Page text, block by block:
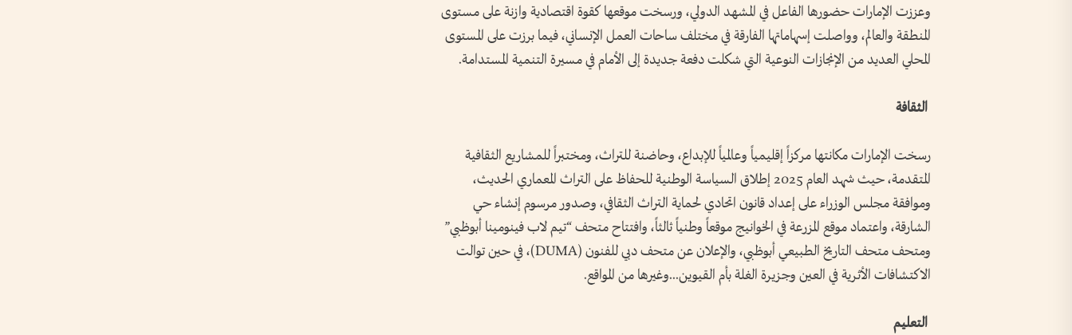
وعززت الإمارات حضورها الفاعل في المشهد الدولي، ورسخت موقعها كقوة اقتصادية وازنة على مستوى
المنطقة والعالم، وواصلت إسهاماتها الفارقة في مختلف ساحات العمل الإنساني، فيما برزت على المستوى
المحلي العديد من الإنجازات النوعية التي شكلت دفعة جديدة إلى الأمام في مسيرة التنمية المستدامة.
الثقافة
رسخت الإمارات مكانتها مركزاً إقليمياً وعالمياً للإبداع، وحاضنة للتراث، ومختبراً للمشاريع الثقافية
المتقدمة، حيث شهد العام 2025 إطلاق السياسة الوطنية للحفاظ على التراث المعماري الحديث،
وموافقة مجلس الوزراء على إعداد قانون اتحادي لحماية التراث الثقافي، وصدور مرسوم إنشاء حي
الشارقة، واعتماد موقع المزرعة في الخوانيج موقعاً وطنياً ثالثاً، وافتتاح متحف “تيم لاب فينومينا أبوظبي”
ومتحف متحف التاريخ الطبيعي أبوظبي، والإعلان عن متحف دبي للفنون (DUMA)، في حين توالت
الاكتشافات الأثرية في العين وجزيرة الغلة بأم القيوين...وغيرها من المواقع.
التعليم